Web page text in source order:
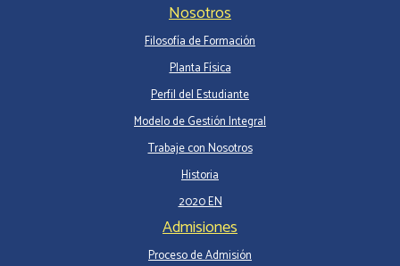
Nosotros
Filosofía de Formación
Planta Física
Perfil del Estudiante
Modelo de Gestión Integral
Trabaje con Nosotros
Historia
2020 EN
Admisiones
Proceso de Admisión